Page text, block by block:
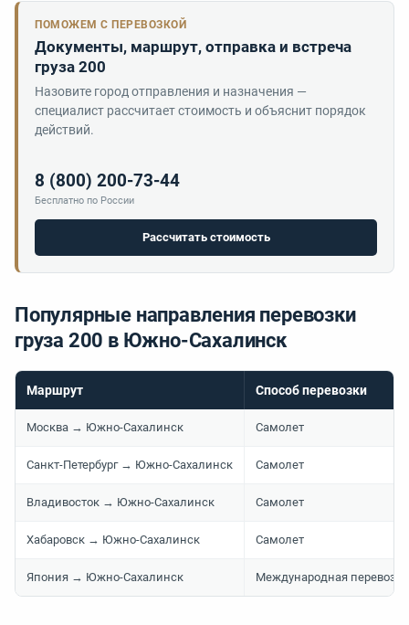
ПОМОЖЕМ С ПЕРЕВОЗКОЙ
Документы, маршрут, отправка и встреча
груза 200
Назовите город отправления и назначения —
специалист рассчитает стоимость и объяснит порядок
действий.
8 (800) 200-73-44
Бесплатно по России
Рассчитать стоимость
Популярные направления перевозки
груза 200 в Южно-Сахалинск
Маршрут Способ перевозки
Москва → Южно-Сахалинск Самолет
Санкт-Петербург → Южно-Сахалинск Самолет
Владивосток → Южно-Сахалинск Самолет
Хабаровск → Южно-Сахалинск Самолет
Япония → Южно-Сахалинск Международная перевозка